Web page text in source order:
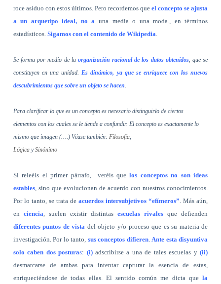
roce asiduo con estos últimos. Pero recordemos queel concepto se ajusta
a un arquetipo ideal, no a una media o una moda., en términos
estadísticos. Sigamos con el contenido de Wikipedia.
Se forma por medio de la organización racional de los datos obtenidos, que se
constituyen en una unidad.Es dinámico, ya que se enriquece con los nuevos
descubrimientos que sobre un objeto se hacen.
Para clarificar lo que es un concepto es necesario distinguirlo de ciertos
elementos con los cuales se le tiende a confundir. El concepto es exactamente lo
mismo que imagen (….) Véase también: Filosofía,
LógicaySinónimo
Si releéis el primer párrafo, veréis quelos conceptos no son ideas
estables, sino que evolucionan de acuerdo con nuestros conocimientos.
Por lo tanto, se trata deacuerdos intersubjetivos “efímeros”. Más aún,
en ciencia, suelen existir distintasescuelas rivales que defienden
diferentes puntos de vista del objeto y/o proceso que es su materia de
investigación. Por lo tanto, sus conceptos difieren.Ante esta disyuntiva
solo caben dos posturas: (i)adscribirse a una de tales escuelas y(ii)
desmarcarse de ambas para intentar capturar la esencia de estas,
enriqueciéndose de todas ellas. El sentido común me dicta quela